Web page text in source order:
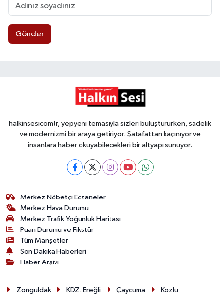
Gönder
halkinsesicomtr, yepyeni temasıyla sizleri buluştururken, sadelik
ve modernizmi bir araya getiriyor. Şatafattan kaçınıyor ve
insanlara haber okuyabilecekleri bir altyapı sunuyor.
Merkez Nöbetçi Eczaneler
Merkez Hava Durumu
Merkez Trafik Yoğunluk Haritası
Puan Durumu ve Fikstür
Tüm Manşetler
Son Dakika Haberleri
Haber Arşivi
Zonguldak KDZ. Ereğli Çaycuma Kozlu